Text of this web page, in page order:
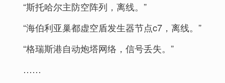
“斯托哈尔主防空阵列，离线。”
“海伯利亚巢都虚空盾发生器节点c7，离线。”
“格瑞斯港自动炮塔网络，信号丢失。”
……